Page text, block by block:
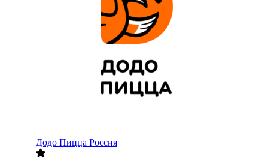
Додо Пицца Россия